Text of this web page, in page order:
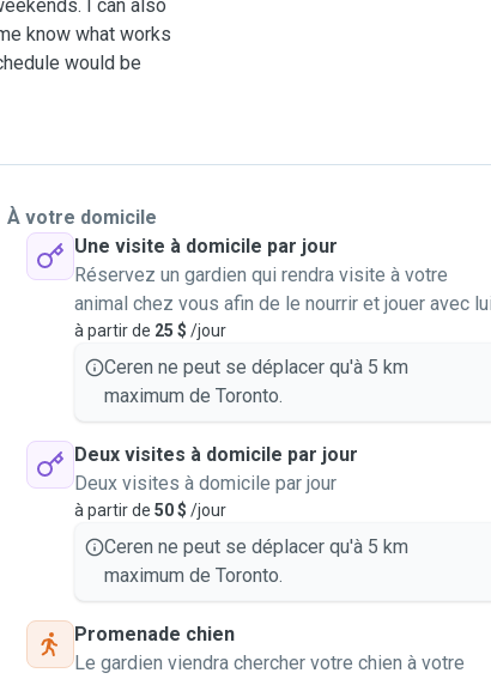
I can also
know what works
would be
À votre domicile
Une visite à domicile par jour
Réservez un gardien qui rendra visite à votre
animal chez vous afin de le nourrir et jouer avec
à partir de 25 $ /jour
Ceren ne peut se déplacer qu'à 5 km
maximum de Toronto.
Deux visites à domicile par jour
Deux visites à domicile par jour
à partir de 50 $ /jour
Ceren ne peut se déplacer qu'à 5 km
maximum de Toronto.
Promenade chien
Le gardien viendra chercher votre chien à votre